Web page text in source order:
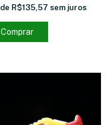
de R$135,57 sem juros
Comprar